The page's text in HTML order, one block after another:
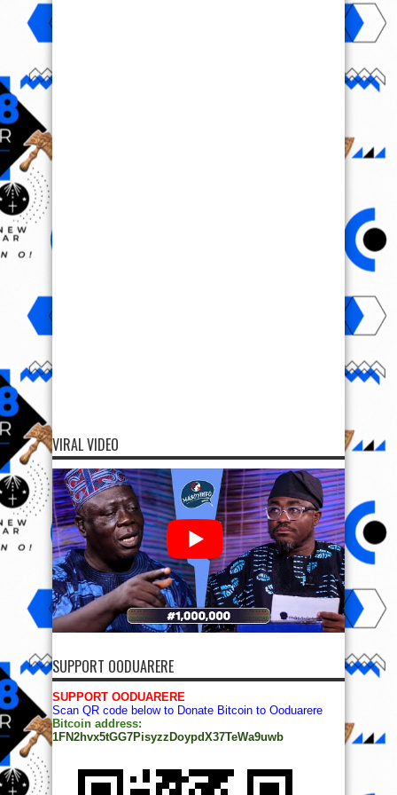
VIRAL VIDEO
SUPPORT OODUARERE
SUPPORT OODUARERE
Scan QR code below to Donate Bitcoin to Ooduarere
Bitcoin address:
1FN2hvx5tGG7PisyzzDoypdX37TeWa9uwb